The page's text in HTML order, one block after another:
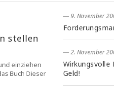
stellen
einziehen
Buch Dieser
― 9. November
― 2. November
Wirkungsvolle
Geld!